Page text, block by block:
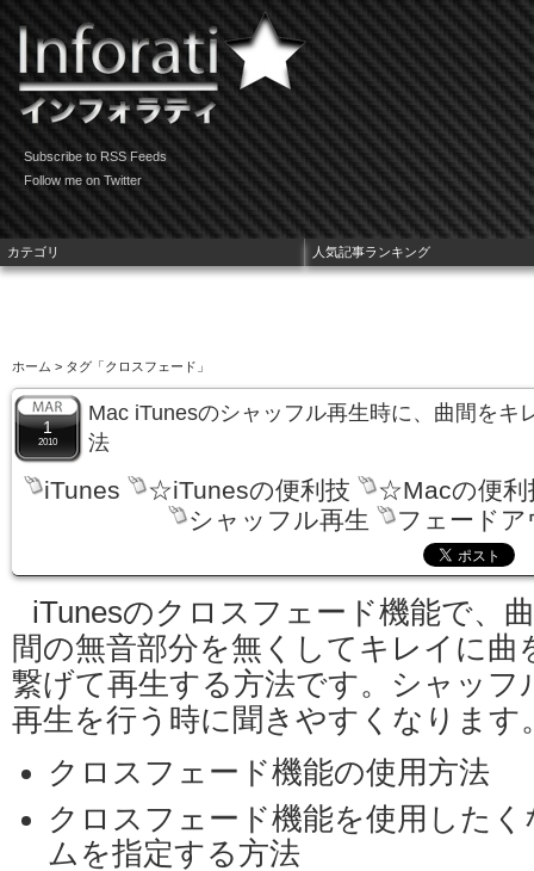
Subscribe to RSS Feeds
Follow me on Twitter
ホーム > タグ「クロスフェード」
1
2010
Mac iTunesのシャッフル再生時に、曲間をキ
法
iTunes ☆iTunesの便利技
☆Macの便利
シャッフル再生
フェードア
iTunesのクロスフェード機能で、
間の無音部分を無くしてキレイに曲
繋げて再生する方法です。シャッフ
再生を行う時に聞きやすくなります
クロスフェード機能の使用方法
クロスフェード機能を使用した
ムを指定する方法
カテゴリ 人気記事ランキング